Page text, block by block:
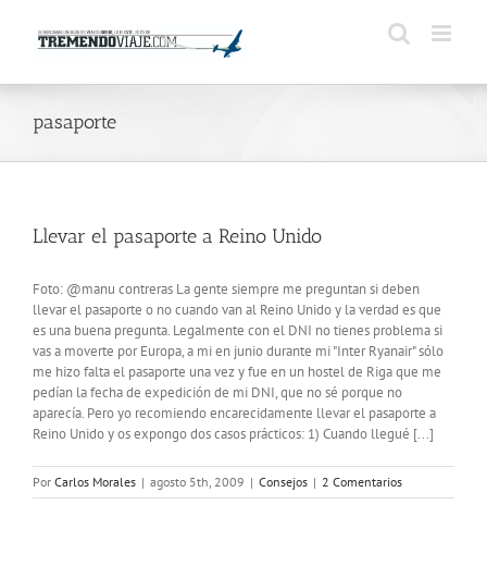
contenido
pasaporte
Llevar el pasaporte a Reino Unido
Foto: @manu contreras La gente siempre me preguntan si deben
llevar el pasaporte o no cuando van al Reino Unido y la verdad es que
es una buena pregunta. Legalmente con el DNI no tienes problema si
vas a moverte por Europa, a mi en junio durante mi "Inter Ryanair" sólo
me hizo falta el pasaporte una vez y fue en un hostel de Riga que me
pedían la fecha de expedición de mi DNI, que no sé porque no
aparecía. Pero yo recomiendo encarecidamente llevar el pasaporte a
Reino Unido y os expongo dos casos prácticos: 1) Cuando llegué [...]
Por Carlos Morales | agosto 5th, 2009 | Consejos | 2 Comentarios